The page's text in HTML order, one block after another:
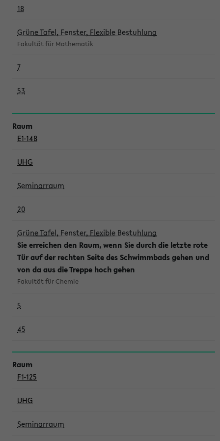
18
Grüne Tafel, Fenster, Flexible Bestuhlung
Fakultät für Mathematik
7
53
E1-148
UHG
Seminarraum
20
Grüne Tafel, Fenster, Flexible Bestuhlung
Sie erreichen den Raum, wenn Sie durch die letzte rote
Tür auf der rechten Seite des Schwimmbads gehen und
von da aus die Treppe hoch gehen
Fakultät für Chemie
5
45
F1-125
UHG
Seminarraum